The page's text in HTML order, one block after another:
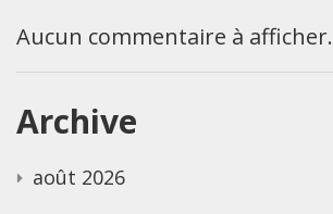
Aucun commentaire à afficher.
Archive
août 2026